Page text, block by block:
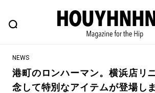
FEATURE BLOG
ヒップなファッション、カルチャー、ライフスタイ
NEWS
港町のロンハーマン。横浜店リ
念して特別なアイテムが登場しま